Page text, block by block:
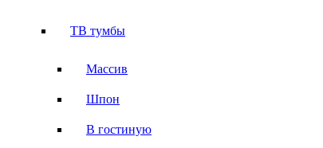
ТВ тумбы
Массив
Шпон
В гостиную